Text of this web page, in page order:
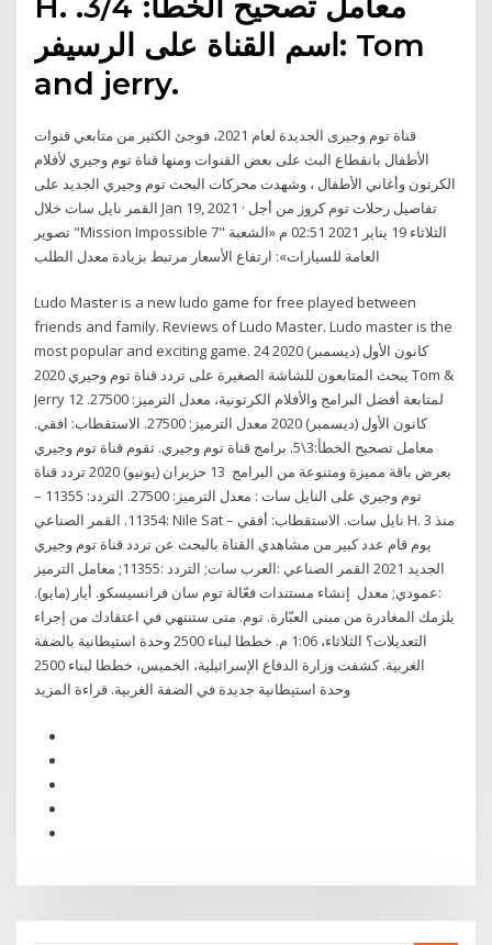
اسم القناة على الرسيفر: Tom
and jerry.
قناة توم وجيرى الجديدة لعام 2021، فوجئ الكثير من متابعي قنوات
الأطفال بانقطاع البث على بعض القنوات ومنها قناة توم وجيري لأفلام
الكرتون وأغاني الأطفال ، وشهدت محركات البحث توم وجيري الجديد على
القمر نايل سات خلال Jan 19, 2021 · تفاصيل رحلات توم كروز من أجل
تصوير "Mission Impossible 7" الثلاثاء 19 يناير 2021 02:51 م «الشعبة
العامة للسيارات»: ارتفاع الأسعار مرتبط بزيادة معدل الطلب
Ludo Master is a new ludo game for free played between
friends and family. Reviews of Ludo Master. Ludo master is the
most popular and exciting game. 24 كانون الأول (ديسمبر) 2020
يبحث المتابعون للشاشة الصغيرة على تردد قناة توم وجيري 2020 Tom &
Jerry لمتابعة أفضل البرامج والأفلام الكرتونية، معدل الترميز: 27500. 12
كانون الأول (ديسمبر) 2020 معدل الترميز: 27500. الاستقطاب: افقي.
معامل تصحيح الخطأ:3\5. برامج قناة توم وجيري. تقوم قناة توم وجيري
بعرض باقة مميزة ومتنوعة من البرامج 13 حزيران (يونيو) 2020 تردد قناة
توم وجيري على النايل سات : معدل الترميز: 27500. التردد: 11355 –
11354. القمر الصناعي: Nile Sat – نايل سات. الاستقطاب: أفقي H. منذ 3
يوم قام عدد كبير من مشاهدي القناة بالبحث عن تردد قناة توم وجيري
الجديد 2021 القمر الصناعي :العرب سات; التردد :11355; معامل الترميز
:عمودي; معدل إنشاء مستندات فعّالة توم سان فرانسيسكو. أيار (مايو).
يلزمك المغادرة من مبنى العبّارة. توم. متى ستنتهي في اعتقادك من إجراء
التعديلات؟ الثلاثاء، 1:06 م. خططا لبناء 2500 وحدة استيطانية بالضفة
الغربية. كشفت وزارة الدفاع الإسرائيلية، الخميس، خططا لبناء 2500